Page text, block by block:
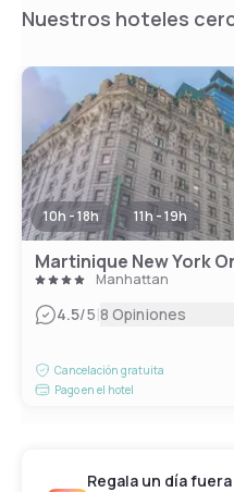
Nuestros hoteles
10h - 18h 11h - 19h
Martinique New York
Manhattan
4.5/5|8 Opiniones
Cancelación gratuita
Pago en el hotel
Regala un día